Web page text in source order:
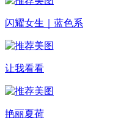
闪耀女生｜蓝色系
让我看看
艳丽夏荷